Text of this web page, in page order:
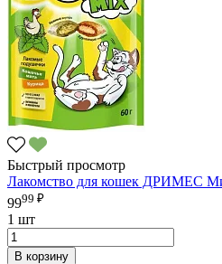
Быстрый просмотр
Лакомство для кошек ДРИМЕС
9999 ₽
1 шт
В корзину